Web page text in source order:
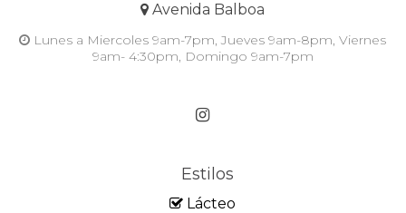
Avenida Balboa
Lunes a Miercoles 9am-7pm, Jueves 9am-8pm, Viernes
9am- 4:30pm, Domingo 9am-7pm
Estilos
Lácteo